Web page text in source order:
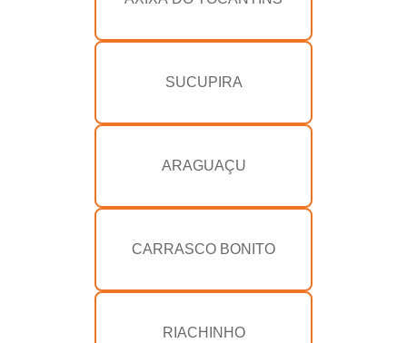
SUCUPIRA
ARAGUAÇU
CARRASCO BONITO
RIACHINHO